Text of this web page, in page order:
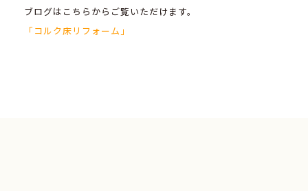
ブログはこちらからご覧いただけます。
「コルク床リフォーム」